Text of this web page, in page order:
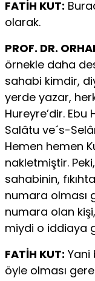
FATİH KUT:
olarak.
PROF. DR.
örnekle daha
sahabi kimdir,
yerde yazar,
Hureyre’dir.
Salâtu ve´s-
Hemen hemen
nakletmiştir.
sahabinin,
numara olması
numara olan
miydi o iddiaya
FATİH KUT:
öyle olması